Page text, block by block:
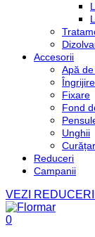
Accesorii
Apă
Fixare
Fond
Unghii
Reduceri
Campanii
VEZI
0